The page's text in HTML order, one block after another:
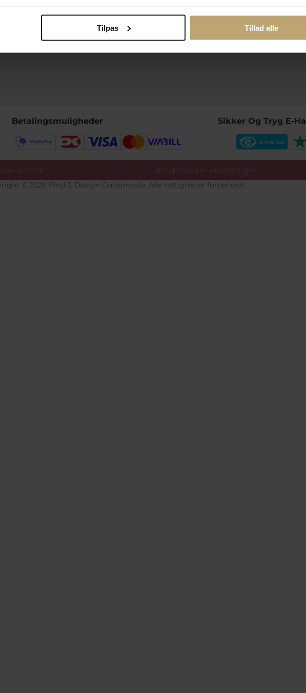
Tilpas Tillad alle
Betalingsmuligheder Sikker Og Tryg E-
Ændr cookie-indstillinger
© 2026 Pind J. Design Guldsmedie. Alle rettigheder forbeholdt.